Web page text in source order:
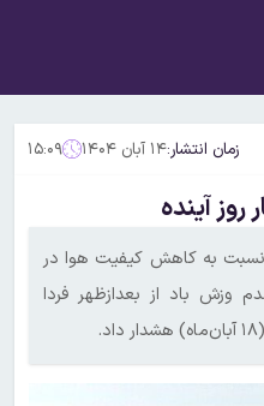
زمان انتشار:۱۴ آبان ۱۴۰۴ ۱۵:۰۹
روز آینده
نسبت به کاهش کیفیت هوا در
وزش باد از بعدازظهر فردا